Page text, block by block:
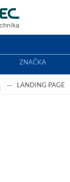
ZNAČKA
LANDING PAGE